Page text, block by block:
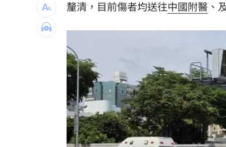
晚飯煮太慢！婦遭小叔斬首 頭掛樹上示
腦瘤手術醫誤切正常組織 女無法自主
人妻被嫌上菜慢 遭毒癮小叔斧砍死頭
男大生遭脫光圍毆亡 主嫌輕度智障判
台灣彩券開獎直播中 20:31
釐清，目前傷者均送往中國附醫 、